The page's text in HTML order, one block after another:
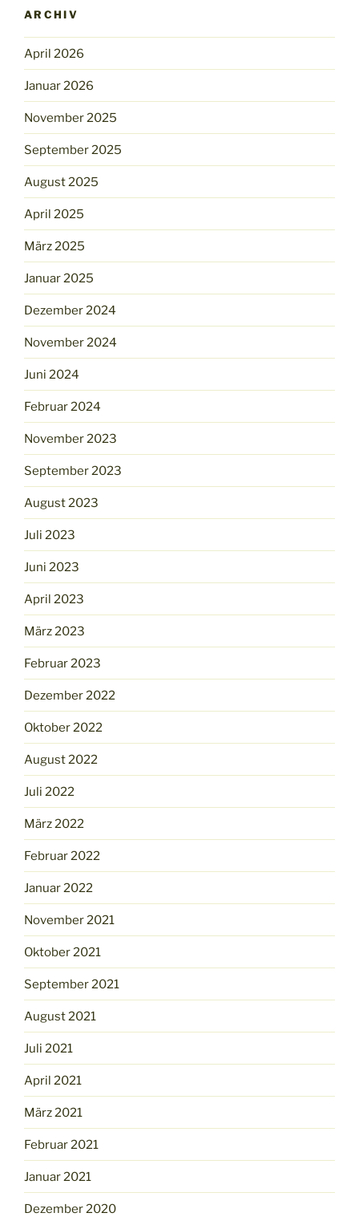
ARCHIV
April 2026
Januar 2026
November 2025
September 2025
August 2025
April 2025
März 2025
Januar 2025
Dezember 2024
November 2024
Juni 2024
Februar 2024
November 2023
September 2023
August 2023
Juli 2023
Juni 2023
April 2023
März 2023
Februar 2023
Dezember 2022
Oktober 2022
August 2022
Juli 2022
März 2022
Februar 2022
Januar 2022
November 2021
Oktober 2021
September 2021
August 2021
Juli 2021
April 2021
März 2021
Februar 2021
Januar 2021
Dezember 2020